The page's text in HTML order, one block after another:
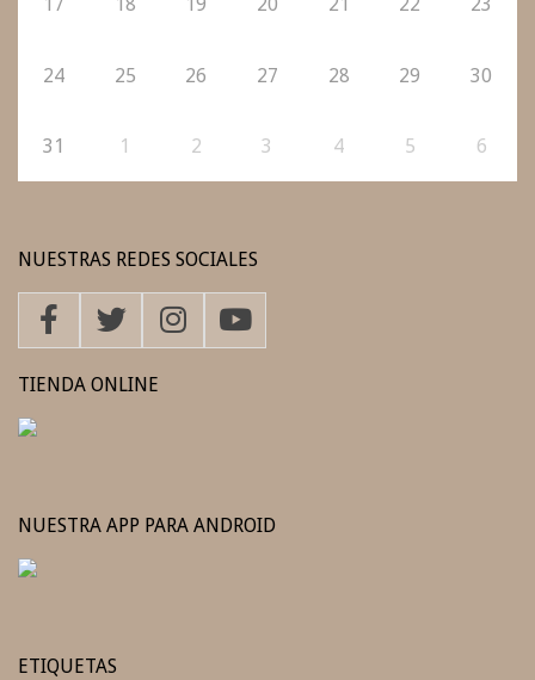
24 25 26 27 28 29 30
31 1 2 3 4 5 6
NUESTRAS REDES SOCIALES
TIENDA ONLINE
NUESTRA APP PARA ANDROID
ETIQUETAS